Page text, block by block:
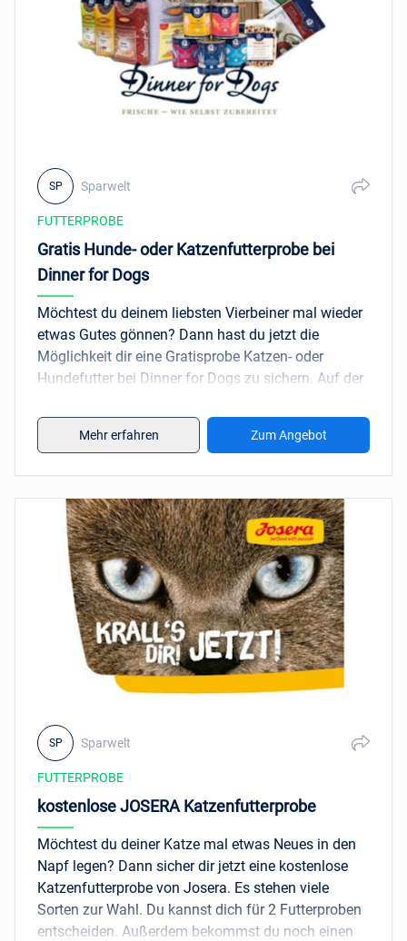
Rohstoffen für einen guten Geschmack und einen
verbesserten Verdauungsprozess enthält.
FUTTERPROBE
Gratis Hunde- oder Katzenfutterprobe bei
Dinner for Dogs
Möchtest du deinem liebsten Vierbeiner mal wieder
etwas Gutes gönnen? Dann hast du jetzt die
Möglichkeit dir eine Gratisprobe Katzen- oder
Hundefutter bei Dinner for Dogs zu sichern. Auf der
für Hund" (200g), "Trockenfutter für Hund" (120g)
oder einer Gratisprobe "Nassfutter für Katzen" (85g).
Mitarbeiter von Dinner for Dogs wird dich nach dem
Bestellvorgang telefonisch kontaktieren, um die
Gratis-Bestellung abzuschließen.Wie immer gilt:
nur solange der Vorrat reicht.
Mehr erfahren Zum Angebot
SP Sparwelt
FUTTERPROBE
kostenlose JOSERA Katzenfutterprobe
Möchtest du deiner Katze mal etwas Neues in den
Napf legen? Dann sicher dir jetzt eine kostenlose
Katzenfutterprobe von Josera. Es stehen viele
Sorten zur Wahl. Du kannst dich für 2 Futterproben
entscheiden. Außerdem bekommst du noch einen
SP Sparwelt